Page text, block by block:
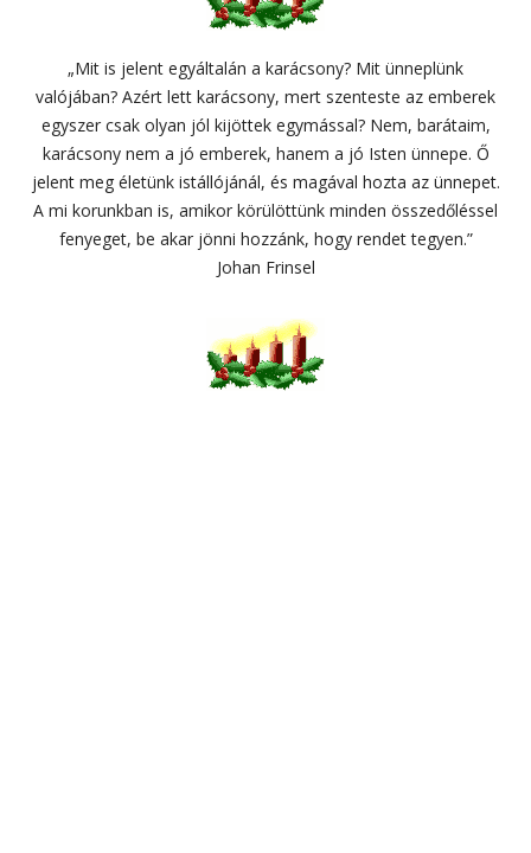
„Mit is jelent egyáltalán a karácsony? Mit ünneplünk
valójában? Azért lett karácsony, mert szenteste az emberek
egyszer csak olyan jól kijöttek egymással? Nem, barátaim,
karácsony nem a jó emberek, hanem a jó Isten ünnepe. Ő
jelent meg életünk istállójánál, és magával hozta az ünnepet.
A mi korunkban is, amikor körülöttünk minden összedőléssel
fenyeget, be akar jönni hozzánk, hogy rendet tegyen.”
Johan Frinsel